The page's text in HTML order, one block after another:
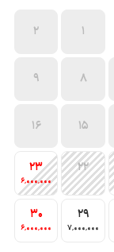
1
2
8
9
15
16
22
23
6٬000٬000
29
7٬000٬000
30
6٬000٬000